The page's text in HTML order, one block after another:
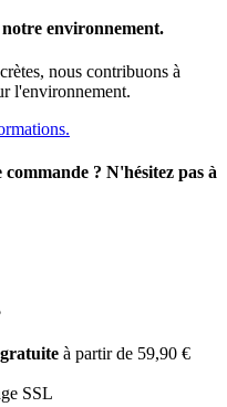
environnement.
nous contribuons à
l'environnement.
? N'hésitez pas à
à partir de 59,90 €
SSL